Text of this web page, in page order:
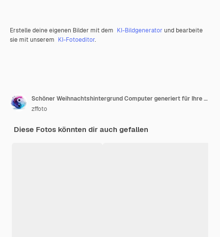
Erstelle deine eigenen Bilder mit dem KI-Bildgenerator und bearbeite
sie mit unserem KI-Fotoeditor.
Schöner Weihnachtshintergrund Computer generiert für Ihre Projekte computer
zffoto
Diese Fotos könnten dir auch gefallen